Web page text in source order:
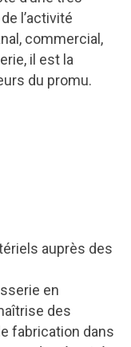
l’activité
commercial,
il est la
du promu.
auprès des
en
des
fabrication dans